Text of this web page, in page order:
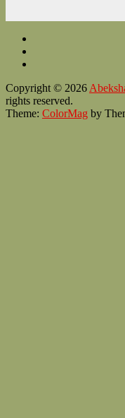
Copyright © 2026
rights reserved.
Theme: ColorMag by